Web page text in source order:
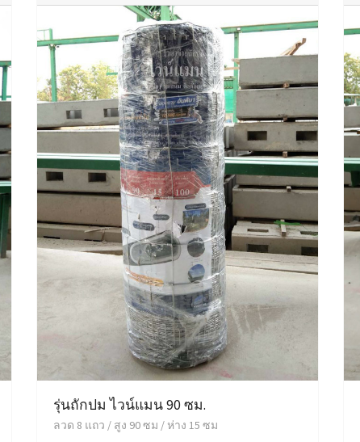
รุ่นถักปม ไวน์แมน 90 ซม.
ลวด 8 แถว / สูง 90 ซม / ห่าง 15 ซม